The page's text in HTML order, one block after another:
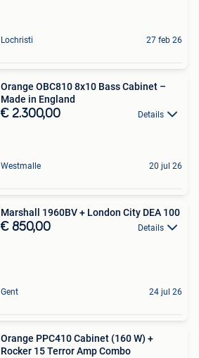
Lochristi 27 feb 26
Orange OBC810 8x10 Bass Cabinet –
Made in England
€ 2.300,00 Details
Westmalle 20 jul 26
Marshall 1960BV + London City DEA 100
€ 850,00 Details
Gent 24 jul 26
Orange PPC410 Cabinet (160 W) +
Rocker 15 Terror Amp Combo